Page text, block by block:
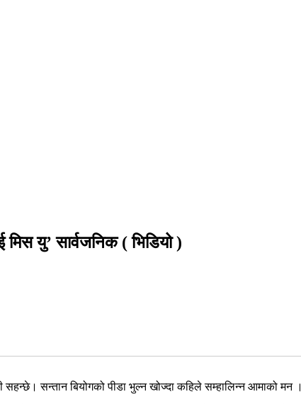
यु’ सार्वजनिक ( भिडियो )
सन्तान बियोगको पीडा भुल्न खोज्दा कहिले सम्हालिन्न आमाको मन ।